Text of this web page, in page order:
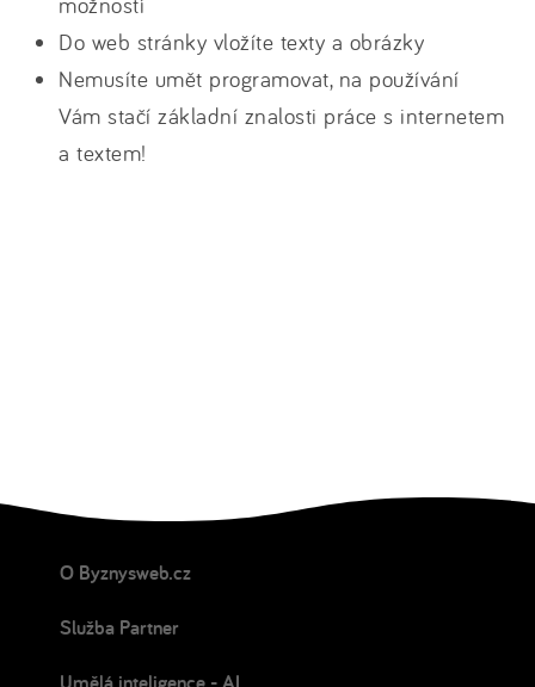
Do web stránky vložíte texty a obrázky
Nemusíte umět programovat, na používání
Vám stačí základní znalosti práce s internetem
a textem!
O Byznysweb.cz
Služba Partner